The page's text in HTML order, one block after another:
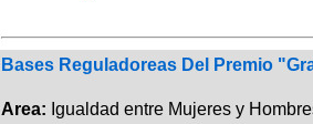
Bases Reguladoreas Del Premio
Area: Igualdad entre Mujeres y